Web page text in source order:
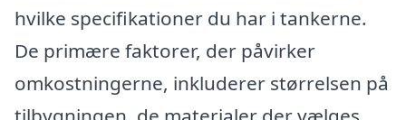
hvilke specifikationer du har i tankerne.
De primære faktorer, der påvirker
omkostningerne, inkluderer størrelsen på